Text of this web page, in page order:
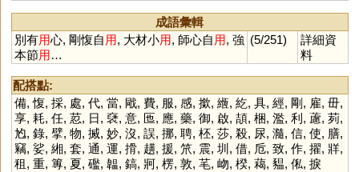
成語彙輯
別有用心, 剛愎自 用, 大材小用, 師心自 用, 強
本節用…
(5/251)
詳細資
料
配搭點:
備,愎, 採, 處, 代, 當, 戙, 費, 服, 感, 撳, 緪, 紇, 具, 經, 剛 , 雇, 毌,
享, 耗, 任, 荵, 日, 褎, 意, 匜, 應, 藥, 御, 啟, 頡, 梱, 濫, 利 , 藘, 茢,
尥, 錄, 擘, 物, 搣, 妙, 沒, 誤, 挪, 聘, 柸, 莎, 殺, 尿, 瀡, 信, 使, 膳,
竊, 娑, 緗, 套, 通, 運, 搰, 趪, 援, 笊, 震, 圳 , 借, 卮, 致, 作, 擢, 牂,
租, 重, 篿, 夏, 礛, 韞, 鎬, 牁, 楞, 敦, 芼, 岉, 楑, 藒, 豱, 俬, 捩